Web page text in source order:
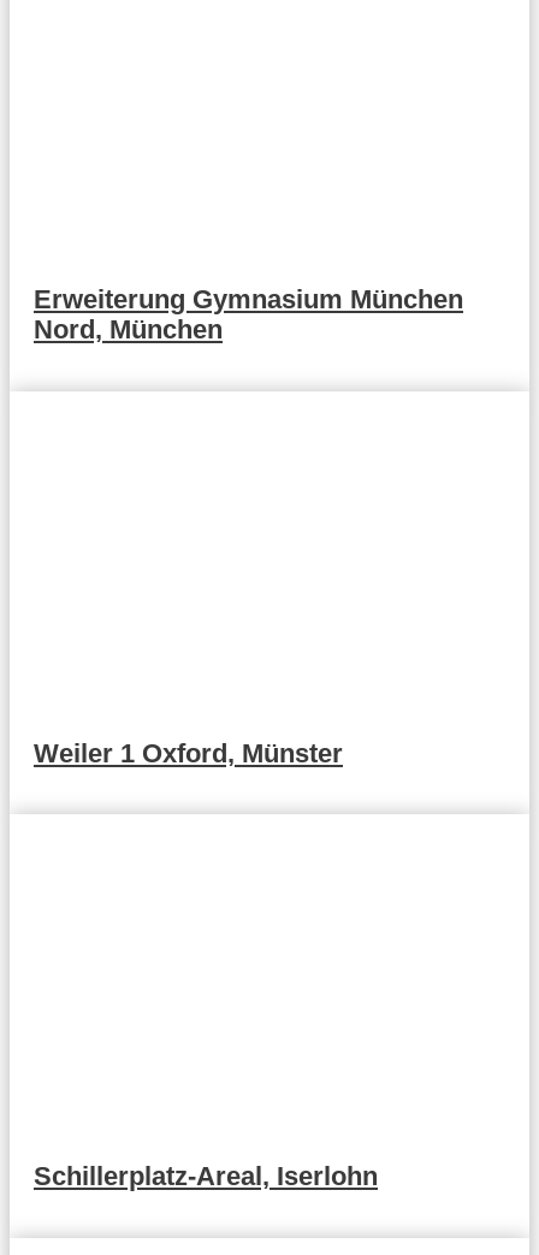
Erweiterung Gymnasium München
Nord, München
Weiler 1 Oxford, Münster
Schillerplatz-Areal, Iserlohn